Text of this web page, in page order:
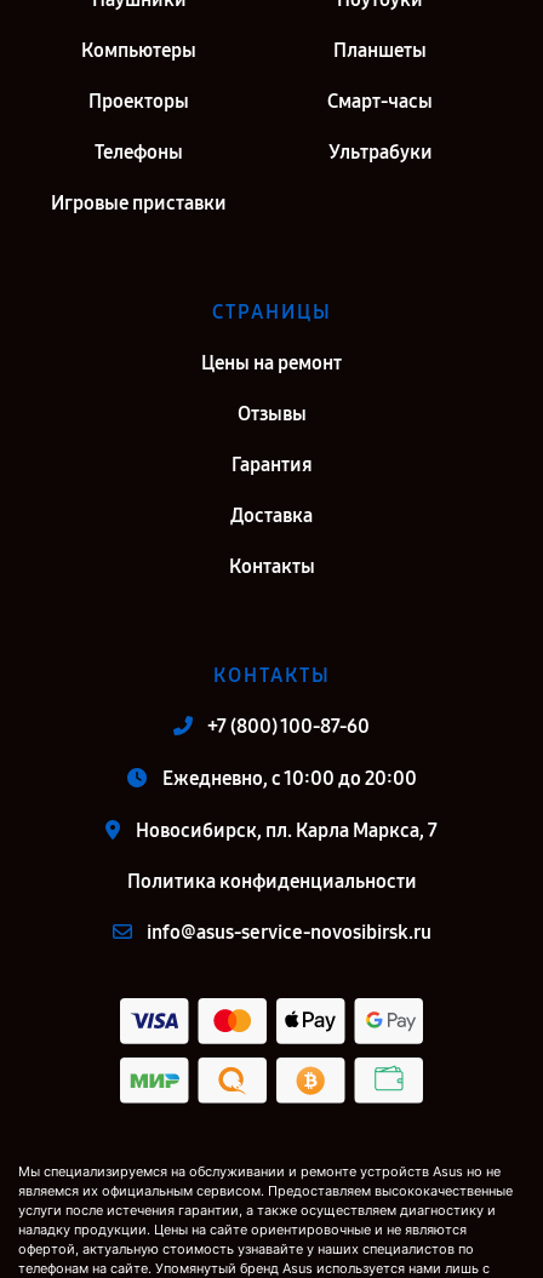
Компьютеры Планшеты
Проекторы Смарт-часы
Телефоны Ультрабуки
Игровые приставки
СТРАНИЦЫ
Цены на ремонт
Отзывы
Гарантия
Доставка
Контакты
КОНТАКТЫ
+7 (800) 100-87-60
Ежедневно, с 10:00 до 20:00
Новосибирск, пл. Карла Маркса, 7
Политика конфиденциальности
info@asus-service-novosibirsk.ru
Мы специализируемся на обслуживании и ремонте устройств Asus но не
являемся их официальным сервисом. Предоставляем высококачественные
услуги после истечения гарантии, а также осуществляем диагностику и
наладку продукции. Цены на сайте ориентировочные и не являются
офертой, актуальную стоимость узнавайте у наших специалистов по
телефонам на сайте. Упомянутый бренд Asus используется нами лишь с